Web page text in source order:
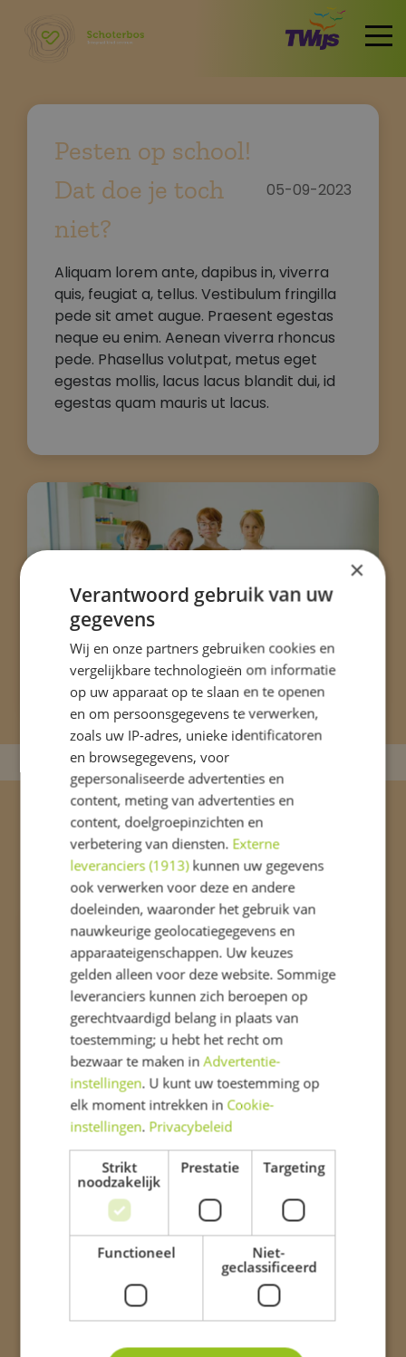
Pesten op school!
Dat doe je toch
niet?
05-09-2023
Aliquam lorem ante, dapibus in, viverra
quis, feugiat a, tellus. Vestibulum fringilla
pede sit amet augue. Praesent egestas
neque eu enim. Aenean viverra rhoncus
pede. Phasellus volutpat, metus eget
egestas mollis, lacus lacus blandit dui, id
egestas quam mauris ut lacus.
Ander nieuws
Verjaardag vieren op
school doen we zo
04-09-2023
Aliquam lorem ante, dapibus in, viverra quis,
feugiat a, tellus. Vestibulum fringilla pede sit
amet augue. Praesent egestas neque eu
enim. Aenean viverra rhoncus pede.
Phasellus volutpat, metus eget egestas
mollis, lacus lacus blandit dui, id egestas
quam mauris ut lacus.
Lees meer
×
Verantwoord gebruik van uw
gegevens
Wij en onze partners gebruiken cookies en
vergelijkbare technologieën om informatie
op uw apparaat op te slaan en te openen
en om persoonsgegevens te verwerken,
zoals uw IP-adres, unieke identificatoren
en browsegegevens, voor
gepersonaliseerde advertenties en
content, meting van advertenties en
content, doelgroepinzichten en
verbetering van diensten. Externe
leveranciers (1913)kunnen uw gegevens
ook verwerken voor deze en andere
doeleinden, waaronder het gebruik van
nauwkeurige geolocatiegegevens en
apparaateigenschappen. Uw keuzes
gelden alleen voor deze website. Sommige
leveranciers kunnen zich beroepen op
gerechtvaardigd belang in plaats van
toestemming; u hebt het recht om
bezwaar te maken inAdvertentie-
instellingen. U kunt uw toestemming op
elk moment intrekken in Cookie-
instellingen. Privacybeleid
Strikt
noodzakelijk
Prestatie Targeting
Functioneel
Niet-
geclassificeerd